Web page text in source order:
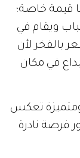
قيمة خاصة؛
ويقام في
بالفخر لأن
في مكان
تعكس
فرصة نادرة